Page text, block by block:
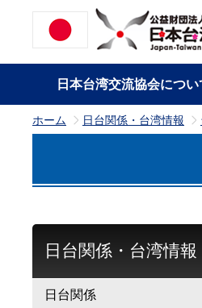
日本台湾交流協会につい
ホーム >
日台関係・台湾情報
日台関係・台湾情報
日台関係